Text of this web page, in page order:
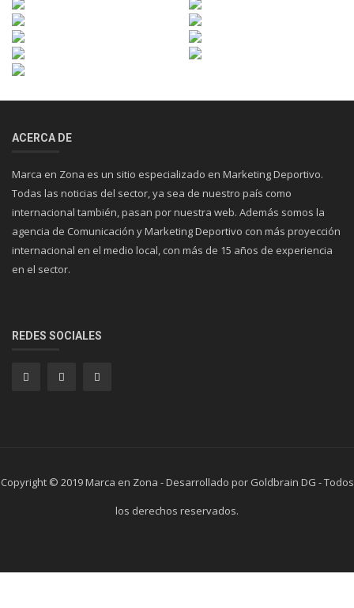
ACERCA DE
Marca en Zona es un sitio especializado en Marketing Deportivo.
Todas las noticias del sector, ya sea de nuestro país como
internacional también, pasan por nuestra web. Además somos la
agencia de Comunicación y Marketing Deportivo con más proyección
internacional en el medio local, con más de 15 años de experiencia
en el sector.
REDES SOCIALES
Copyright © 2019 Marca en Zona - Desarrollado por Goldbrain DG - Todos
los derechos reservados.